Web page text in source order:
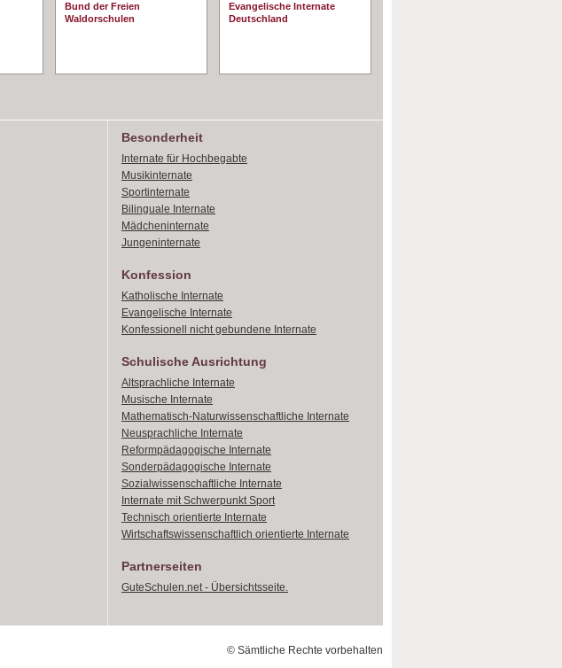
Bund der Freien
Waldorschulen
Evangelische Internate
Deutschland
Besonderheit
Internate für Hochbegabte
Musikinternate
Sportinternate
Bilinguale Internate
Mädcheninternate
Jungeninternate
Konfession
Katholische Internate
Evangelische Internate
Konfessionell nicht gebundene Internate
Schulische Ausrichtung
Altsprachliche Internate
Musische Internate
Mathematisch-Naturwissenschaftliche Internate
Neusprachliche Internate
Reformpädagogische Internate
Sonderpädagogische Internate
Sozialwissenschaftliche Internate
Internate mit Schwerpunkt Sport
Technisch orientierte Internate
Wirtschaftswissenschaftlich orientierte Internate
Partnerseiten
GuteSchulen.net - Übersichtsseite.
© Sämtliche Rechte vorbehalten